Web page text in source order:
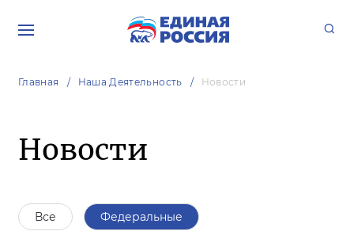
Главная Наша Деятельность Новости
Новости
Все Федеральные